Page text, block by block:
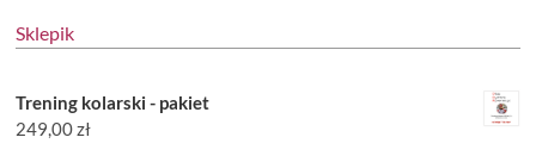
Sklepik
Trening kolarski - pakiet
249,00zł